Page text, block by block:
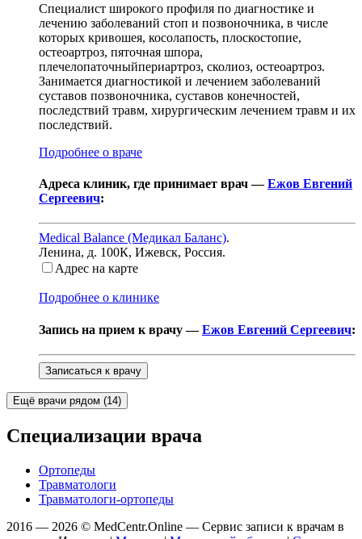
Специалист широкого профиля по диагностике и
лечению заболеваний стоп и позвоночника, в числе
которых кривошея, косолапость, плоскостопие,
остеоартроз, пяточная шпора,
плечелопаточныйпериартроз, сколиоз, остеоартроз.
Занимается диагностикой и лечением заболеваний
суставов позвоночника, суставов конечностей,
последствий травм, хирургическим лечением травм и их
последствий.
Подробнее о враче
Адреса клиник, где принимает врач —Ежов Евгений
Сергеевич:
Medical Balance (Медикал Баланс).
Ленина, д. 100К, Ижевск, Россия.
Адрес на карте
Подробнее о клинике
Запись на прием к врачу —Ежов Евгений Сергеевич:
Записаться к врачу
Ещё врачи рядом (14)
Специализации врача
Ортопеды
Травматологи
Травматологи-ортопеды
2016 — 2026 © MedCentr.Online — Сервис записи к врачам в